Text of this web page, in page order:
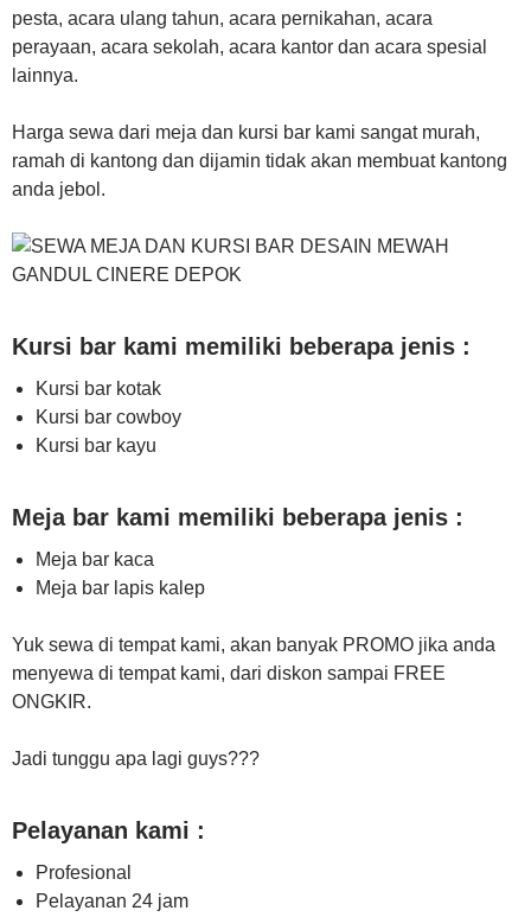
pesta, acara ulang tahun, acara pernikahan, acara
perayaan, acara sekolah, acara kantor dan acara spesial
lainnya.
Harga sewa dari meja dan kursi bar kami sangat murah,
ramah di kantong dan dijamin tidak akan membuat kantong
anda jebol.
Kursi bar kami memiliki beberapa jenis :
Kursi bar kotak
Kursi bar cowboy
Kursi bar kayu
Meja bar kami memiliki beberapa jenis :
Meja bar kaca
Meja bar lapis kalep
Yuk sewa di tempat kami, akan banyak PROMO jika anda
menyewa di tempat kami, dari diskon sampai FREE
ONGKIR.
Jadi tunggu apa lagi guys???
Pelayanan kami :
Profesional
Pelayanan 24 jam